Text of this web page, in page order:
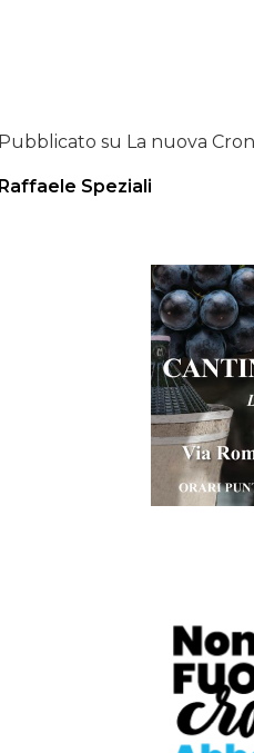
Pubblicato su La nuova
Raffaele Speziali